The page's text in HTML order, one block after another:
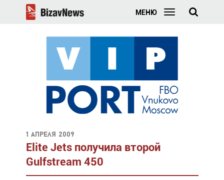
МЕНЮ
1 апреля 2009
Elite Jets получила второй
Gulfstream 450